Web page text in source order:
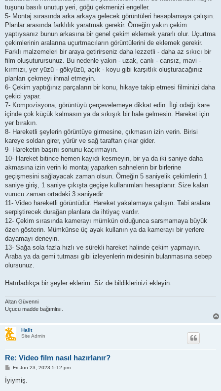
tuşunu basılı unutup yeri, göğü çekmenizi engeller.
5- Montaj sırasında arka arkaya gelecek görüntüleri hesaplamaya çalışın.
Planlar arasında farklılık yaratmak gerekir. Örneğin yakın çekim
yaptıysanız bunun arkasına bir genel çekim eklemek yararlı olur. Uçurtma
çekimlerinin aralarına uçurtmacıların görüntülerini de eklemek gerekir.
Farklı malzemeleri bir araya getirirseniz daha lezzetli - daha az sıkıcı bir
film oluşuturursunuz. Bu nedenle yakın - uzak, canlı - cansız, mavi -
kırmızı, yer yüzü - gökyüzü, açık - koyu gibi karşıtlık oluşturacağınız
planları çekmeyi ihmal etmeyin.
6- Çekim yaptığınız parçaların bir konu, hikaye takip etmesi filminizi daha
çekici yapar.
7- Kompozisyona, görüntüyü çerçevelemeye dikkat edin. İlgi odağı kare
içinde çok küçük kalmasın ya da sıkışık bir hale gelmesin. Hareket için
yer bırakın.
8- Hareketli şeylerin görüntüye girmesine, çıkmasın izin verin. Birisi
kareye soldan girer, yürür ve sağ taraftan çıkar gider.
9- Hareketin başını sonunu kaçırmayın.
10- Hareket bitince hemen kayıdı kesmeyin, bir ya da iki saniye daha
akmasına izin verin ki montaj yaparken sahnelerin bir birlerine
geçişmesini sağlayacak zaman olsun. Örneğin 5 saniyelik çekimlerin 1
saniye giriş, 1 saniye çıkışta geçişe kullanımları hesaplanır. Size kalan
vurucu zaman ortadaki 3 saniyedir.
11- Video hareketli görüntüdür. Hareket yakalamaya çalışın. Tabi aralara
serpiştirecek durağan planlara da ihtiyaç vardır.
12- Çekim sırasında kamerayı mümkün olduğunca sarsmamaya büyük
özen gösterin. Mümkünse üç ayak kullanın ya da kamerayı bir yerlere
dayamayı deneyin.
13- Sağa sola fazla hızlı ve sürekli hareket halinde çekim yapmayın.
Araba ya da gemi tutması gibi izleyenlerin midesinin bulanmasına sebep
olursunuz.
Hatırladıkça bir şeyler eklerim. Siz de bildiklerinizi ekleyin.
Altan Güvenni
Uçucu madde bağımlısı.
Halit
Site Admin
Re: Video film nasıl hazırlanır?
P
s
t
Fri Jun 23, 2023 5:12 pm
İyiymiş.